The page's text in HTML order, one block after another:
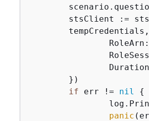
if err != nil
{
panic